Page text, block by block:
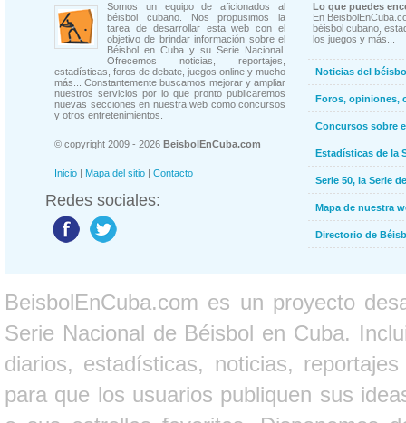
Somos un equipo de aficionados al
béisbol cubano. Nos propusimos la
tarea de desarrollar esta web con el
objetivo de brindar información sobre el
Béisbol en Cuba y su Serie Nacional.
Ofrecemos noticias, reportajes,
estadísticas, foros de debate, juegos online y mucho
más... Constantemente buscamos mejorar y ampliar
nuestros servicios por lo que pronto publicaremos
nuevas secciones en nuestra web como concursos
y otros entretenimientos.
© copyright 2009 - 2026 BeisbolEnCuba.com
Inicio | Mapa del sitio | Contacto
Redes sociales:
Lo que puedes
En
béisbol cubano,
los juegos y más...
Noticias del
Foros, opiniones,
Concursos sobre
Estadísticas de la
Serie 50, la Serie
Mapa de nuestra
Directorio de
BeisbolEnCuba.com es un proyecto
Serie Nacional de Béisbol en Cuba.
diarios, estadísticas, noticias,
para que los usuarios publiquen sus